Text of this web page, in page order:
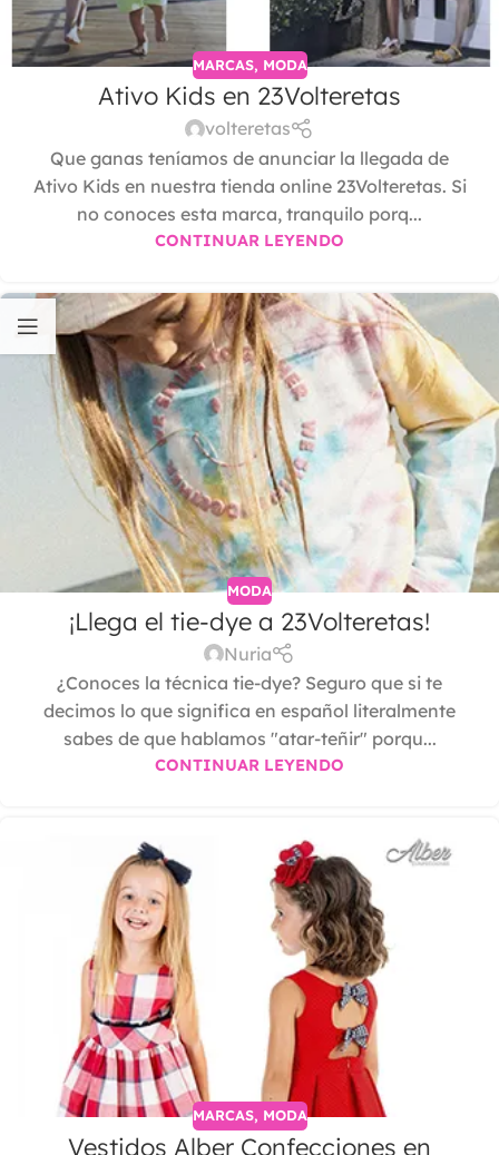
MARCAS, MODA
Ativo Kids en 23Volteretas
volteretas
Que ganas teníamos de anunciar la llegada de
Ativo Kids en nuestra tienda online 23Volteretas. Si
no conoces esta marca, tranquilo porq...
CONTINUAR LEYENDO
MODA
¡Llega el tie-dye a 23Volteretas!
Nuria
¿Conoces la técnica tie-dye? Seguro que si te
decimos lo que significa en español literalmente
sabes de que hablamos "atar-teñir" porqu...
CONTINUAR LEYENDO
MARCAS, MODA
Vestidos Alber Confecciones en